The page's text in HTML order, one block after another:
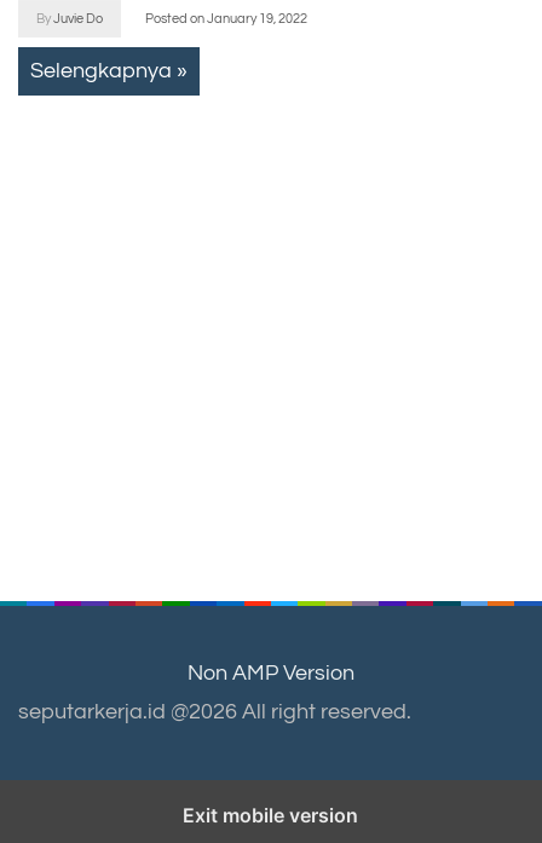
ByJuvie Do Posted onJanuary 19, 2022
Selengkapnya »
Non AMP Version
seputarkerja.id @2026 All right reserved.
Exit mobile version